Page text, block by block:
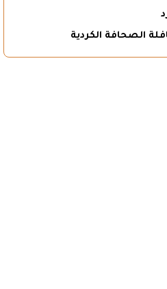
الصحافة الكردية